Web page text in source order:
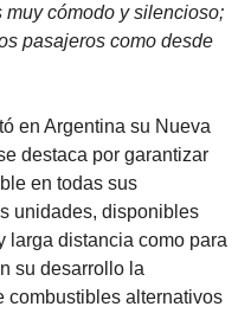
muy cómodo y silencioso;
pasajeros como desde
en Argentina su Nueva
destaca por garantizar
en todas sus
unidades, disponibles
larga distancia como para
su desarrollo la
combustibles alternativos